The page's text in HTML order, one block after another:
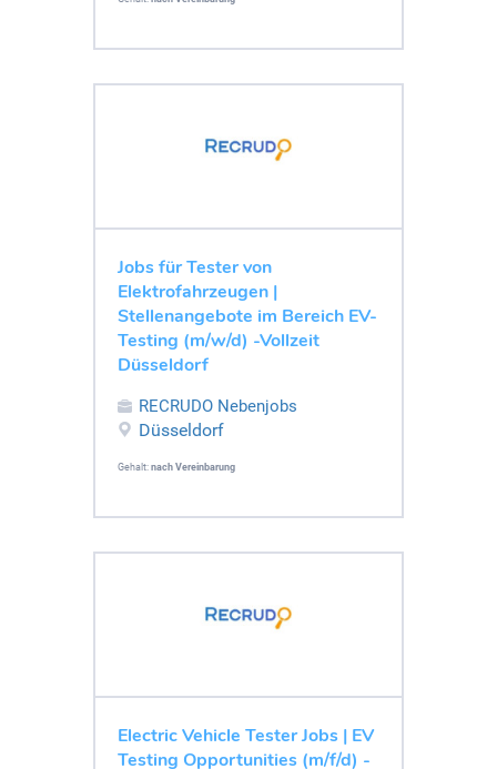
Jobs für Tester von
Elektrofahrzeugen |
Stellenangebote im Bereich EV-
Testing (m/w/d) -Vollzeit
Düsseldorf
RECRUDO Nebenjobs
Düsseldorf
Gehalt: nach Vereinbarung
Electric Vehicle Tester Jobs | EV
Testing Opportunities (m/f/d) -